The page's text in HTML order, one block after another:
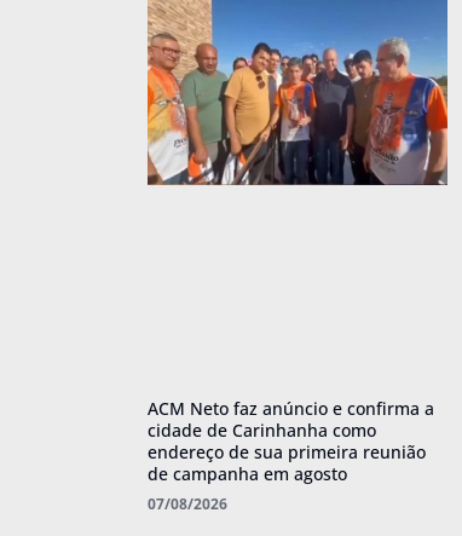
ACM Neto faz anúncio e confirma a
cidade de Carinhanha como
endereço de sua primeira reunião
de campanha em agosto
07/08/2026